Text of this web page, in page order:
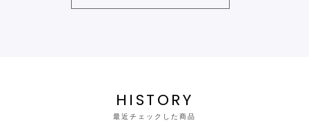
HISTORY
最近チェックした商品